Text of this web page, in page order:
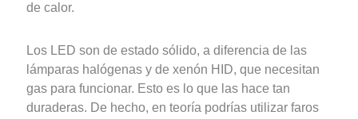
de calor.
Los LED son de estado sólido, a diferencia de las
lámparas halógenas y de xenón HID, que necesitan
gas para funcionar. Esto es lo que las hace tan
duraderas. De hecho, en teoría podrías utilizar faros